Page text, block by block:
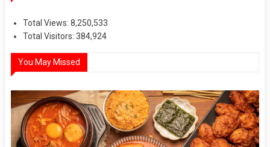
Total Views: 8,250,533
Total Visitors: 384,924
You May Missed